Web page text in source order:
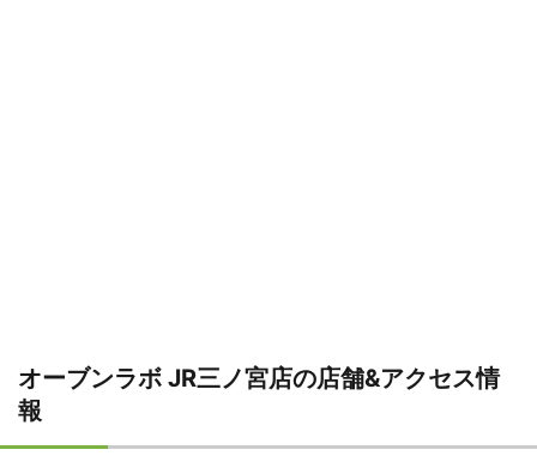
オーブンラボ JR三ノ宮店の店舗&アクセス情
報